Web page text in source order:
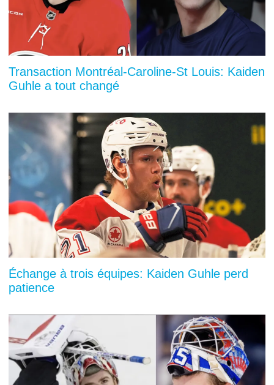
Transaction Montréal-Caroline-St Louis: Kaiden
Guhle a tout changé
Échange à trois équipes: Kaiden Guhle perd
patience